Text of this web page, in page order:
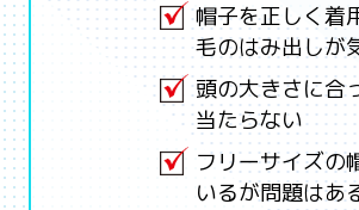
帽子を正しく着
毛のはみ出しが
頭の大きさに合
当たらない
フリーサイズの
いるが問題はあ